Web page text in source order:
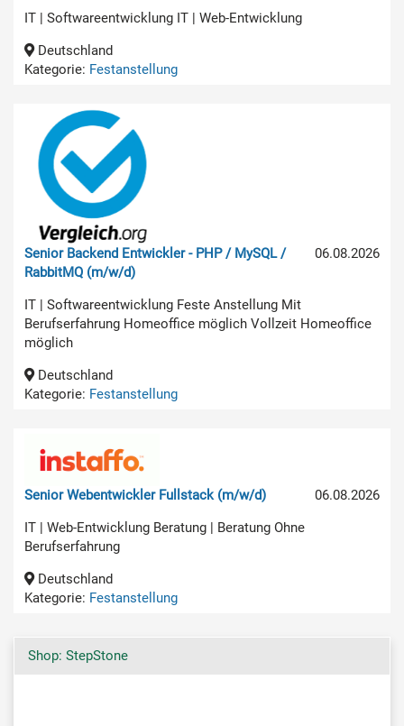
IT | Softwareentwicklung IT | Web-Entwicklung
Deutschland
Kategorie: Festanstellung
06.08.2026
Senior Backend Entwickler - PHP / MySQL /
RabbitMQ (m/w/d)
IT | Softwareentwicklung Feste Anstellung Mit
Berufserfahrung Homeoffice möglich Vollzeit Homeoffice
möglich
Deutschland
Kategorie: Festanstellung
06.08.2026
Senior Webentwickler Fullstack (m/w/d)
IT | Web-Entwicklung Beratung | Beratung Ohne
Berufserfahrung
Deutschland
Kategorie: Festanstellung
Shop: StepStone